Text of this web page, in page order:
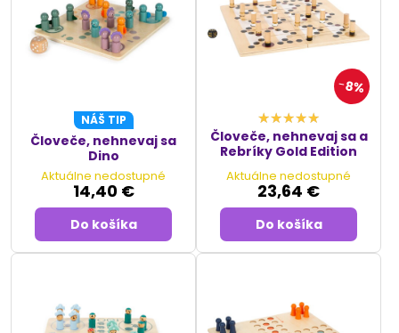
NÁŠ TIP
Človeče, nehnevaj sa
Dino
Aktuálne nedostupné
14,40 €
Do košíka
8%
Človeče, nehnevaj sa a
Rebríky Gold Edition
Aktuálne nedostupné
23,64 €
Do košíka